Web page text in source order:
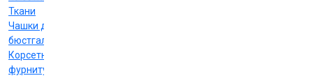
Ткани
Чашки для
бюстгальтеров
Корсетная
фурнитура